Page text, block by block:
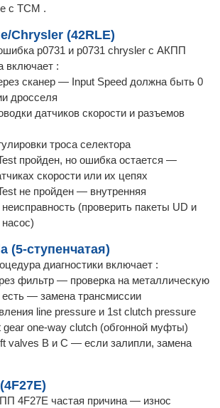
с TCM .
Chrysler (42RLE)
p0731 и p0731 chrysler с АКПП
включает :
сканер — Input Speed должна быть 0
дросселя
датчиков скорости и разъемов
троса селектора
пройден, но ошибка остается —
скорости или их цепях
не пройден — внутренняя
(проверить пакеты UD и
(5-ступенчатая)
диагностики включает :
фильтр — проверка на металлическую
есть — замена трансмиссии
line pressure и 1st clutch pressure
gear one-way clutch (обгонной муфты)
valves B и C — если залипли, замена
4F27E частая причина — износ